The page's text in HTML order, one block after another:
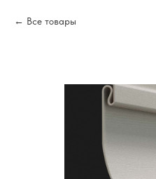
Все товары